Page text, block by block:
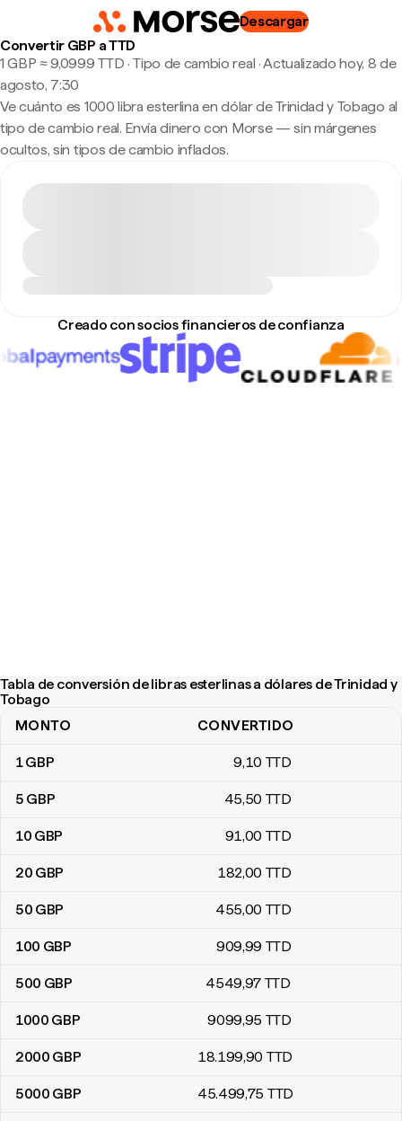
Descargar
Convertir GBP a TTD
1 GBP ≈ 9,0999 TTD · Tipo de cambio real ·Actualizado hoy, 8 de
agosto, 7:30
Ve cuánto es 1000 libra esterlina en dólar de Trinidad y Tobago al
tipo de cambio real. Envía dinero con Morse — sin márgenes
ocultos, sin tipos de cambio inflados.
Creado con socios financieros de confianza
Tabla de conversión de libras esterlinas a dólares de Trinidad y
Tobago
Tabla de conversión de libras esterlinas a dólares de Trinidad y
MONTO CONVERTIDO
1GBP 9,10 TTD
5 GBP 45,50 TTD
10 GBP 91,00 TTD
20 GBP 182,00 TTD
50 GBP 455,00 TTD
100 GBP 909,99 TTD
500 GBP 4549,97 TTD
1000 GBP 9099,95 TTD
2000 GBP 18.199,90 TTD
5000 GBP 45.499,75 TTD